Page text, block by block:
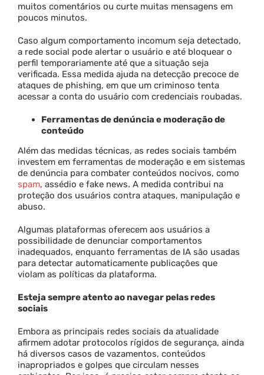
muitos comentários ou curte muitas mensagens em
poucos minutos.
Caso algum comportamento incomum seja detectado,
a rede social pode alertar o usuário e até bloquear o
perfil temporariamente até que a situação seja
verificada. Essa medida ajuda na detecção precoce de
ataques de phishing, em que um criminoso tenta
acessar a conta do usuário com credenciais roubadas.
Ferramentas de denúncia e moderação de
conteúdo
Além das medidas técnicas, as redes sociais também
investem em ferramentas de moderação e em sistemas
de denúncia para combater conteúdos nocivos, como
spam, assédio e fake news. A medida contribui na
proteção dos usuários contra ataques, manipulação e
abuso.
Algumas plataformas oferecem aos usuários a
possibilidade de denunciar comportamentos
inadequados, enquanto ferramentas de IA são usadas
para detectar automaticamente publicações que
violam as políticas da plataforma.
Esteja sempre atento ao navegar pelas redes
sociais
Embora as principais redes sociais da atualidade
afirmem adotar protocolos rígidos de segurança, ainda
há diversos casos de vazamentos, conteúdos
inapropriados e golpes que circulam nesses